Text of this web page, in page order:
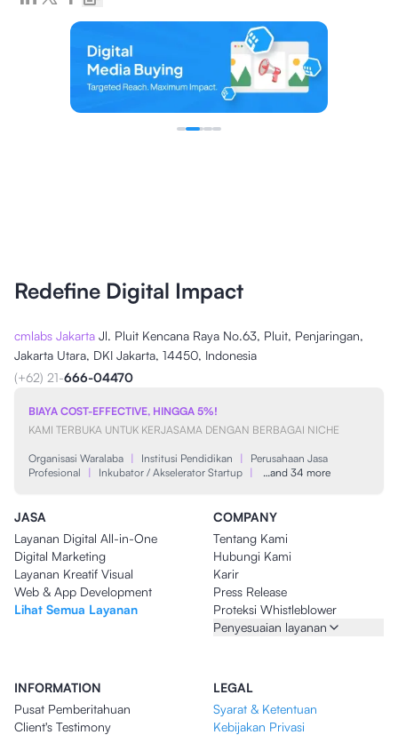
Redefine Digital Impact
cmlabs Jakarta Jl. Pluit Kencana Raya No.63, Pluit, Penjaringan,
Jakarta Utara, DKI Jakarta, 14450, Indonesia
(+62) 21-666-04470
BIAYA COST-EFFECTIVE, HINGGA 5%!
KAMI TERBUKA UNTUK KERJASAMA DENGAN BERBAGAI NICHE
Organisasi Waralaba | Institusi Pendidikan |
Perusahaan Jasa
Profesional
| Inkubator / Akselerator Startup | …and 34 more
JASA
Layanan Digital All-in-One
Digital Marketing
Layanan Kreatif Visual
Web & App Development
Lihat Semua Layanan
COMPANY
Tentang Kami
Hubungi Kami
Karir
Press Release
Proteksi Whistleblower
Penyesuaian layanan
INFORMATION
Pusat Pemberitahuan
Client's Testimony
LEGAL
Syarat & Ketentuan
Kebijakan Privasi